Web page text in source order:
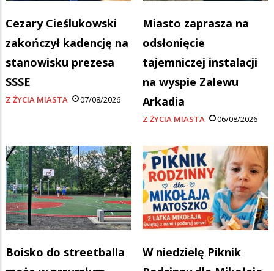
Cezary Cieślukowski
zakończył kadencję na
stanowisku prezesa
SSSE
Z ŻYCIA MIASTA 07/08/2026
Miasto zaprasza na
odsłonięcie
tajemniczej instalacji
na wyspie Zalewu
Arkadia
Z ŻYCIA MIASTA 06/08/2026
Boisko do streetballa
W niedzielę Piknik